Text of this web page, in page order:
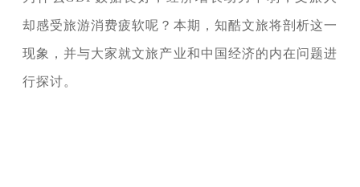
却感受旅游消费疲软呢？本期，知酷文旅将剖析这一
现象，并与大家就文旅产业和中国经济的内在问题进
行探讨。